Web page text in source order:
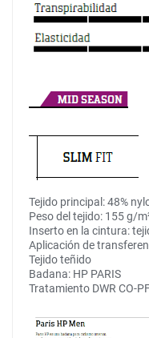
Tejido principal: 48%
Peso del tejido: 155 g/
Inserto en la cintura:
Aplicación de
Tejido teñido
Badana: HP PARIS
Tratamiento DWR CO-